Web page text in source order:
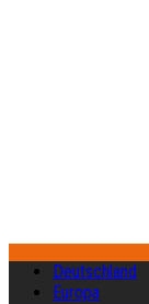
Deutschland
Europa